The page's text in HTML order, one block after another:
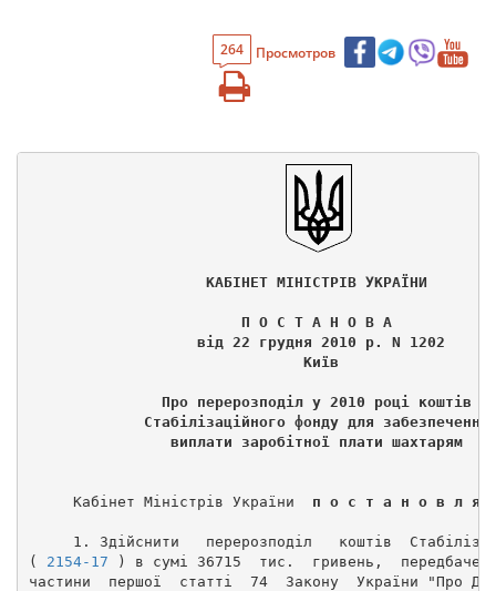
264 Просмотров
                    КАБІНЕТ МІНІСТРІВ УКРАЇНИ
                        П О С Т А Н О В А
                   від 22 грудня 2010 р. N 1202
                               Київ
               Про перерозподіл у 2010 році коштів
Стабілізаційного фонду для
                виплати заробітної плати шахтарям
     Кабінет Міністрів України
п о с т а н о в л я
1. Здійснити   перерозподіл   коштів
( 2154-17 ) в сумі 36715  тис.  гривень,
частини  першої  статті  74  Закону  України "Про